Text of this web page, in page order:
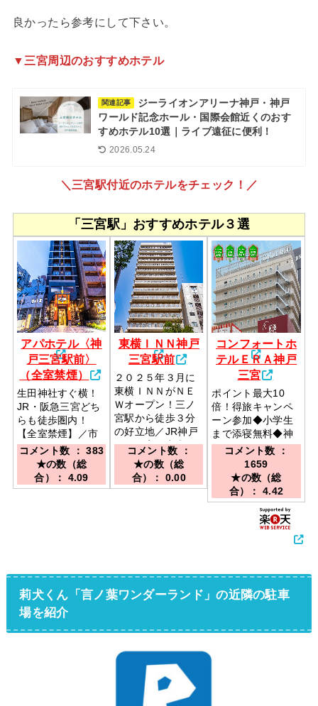
良かったら参考にして下さい。
▼三宮周辺のおすすめホテル
関連記事
ジーライオンアリーナ神戸・神戸
ワールド記念ホール・国際会館近くのおす
すめホテル10選｜ライブ遠征に便利！
2026.05.24
＼三宮駅付近のホテルをチェック！／
「三宮駅」おすすめホテル３選
アパホテル〈神
戸三宮駅前〉
（全室禁煙）
生田神社すぐ横！
JR・阪急三宮どち
らも徒歩圏内！
【全室禁煙】／市
営地下鉄「三宮
駅」徒歩1分：阪急
「神戸三宮駅」徒
歩４分：JR「三ノ
コメント数 ： 383
★の数（総
合）： 4.09
東横ＩＮＮ神戸
三宮駅前
２０２５年３月に
東横ＩＮＮがＮＥ
Ｗオープン！三ノ
宮駅から徒歩３分
の好立地／JR神戸
線三ノ宮駅中央口
から徒歩3分 阪
急・阪神神戸三宮
駅から徒歩5分
コメント数 ：
★の数（総
合）： 0.00
コンフォートホ
テルＥＲＡ神戸
三宮
ポイント最大10
倍！得旅キャンペ
ーン参加◆小学生
まで添寝無料◆神
戸三宮駅A23出口
徒歩4分／阪神電車
「神戸三宮」駅
A23出口より徒歩
約4分◆ＪＲ「三ノ
宮」駅東口より徒
歩にて約５分◆ベ
コメント数 ：
1659
★の数（総
合）： 4.42
莉犬くん「言ノ葉ワンダーランド」の近隣の駐車
場を紹介